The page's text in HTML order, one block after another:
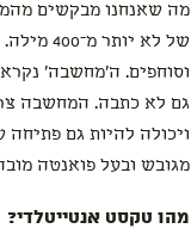
מה שאנחנו מבקשים
של לא
וסוחפים. ה'מחשבה'
גם לא כתבה. המחשבה
ויכולה להיות גם
מגובש ובעל פואנטה
מהו טקסט אנטייטלדי?